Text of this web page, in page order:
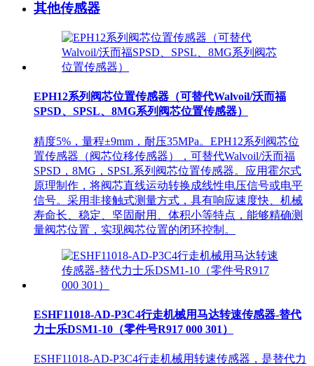
其他传感器
EPH12系列阀芯位置传感器（可替代Walvoil/沃而福
SPSD、SPSL、8MG系列阀芯位置传感器）
精度5%，量程±9mm，耐压35MPa。EPH12系列阀芯位
置传感器（阀芯位移传感器），可替代Walvoil/沃而福
SPSD，8MG，SPSL系列阀芯位置传感器。应用霍尔式
原理制作，将阀芯直线运动转换成线性电压信号或电平
信号。采用非接触式测量方式，具有响应速度快、机械
寿命长、稳定、坚固耐用、体积小等特点，能够精确测
量阀芯位置，实现阀芯位置的闭环控制。
ESHF11018-AD-P3C4行走机械用马达转速传感器-替代
力士乐DSM1-10（零件号R917 000 301）
ESHF11018-AD-P3C4行走机械用转速传感器，是替代力